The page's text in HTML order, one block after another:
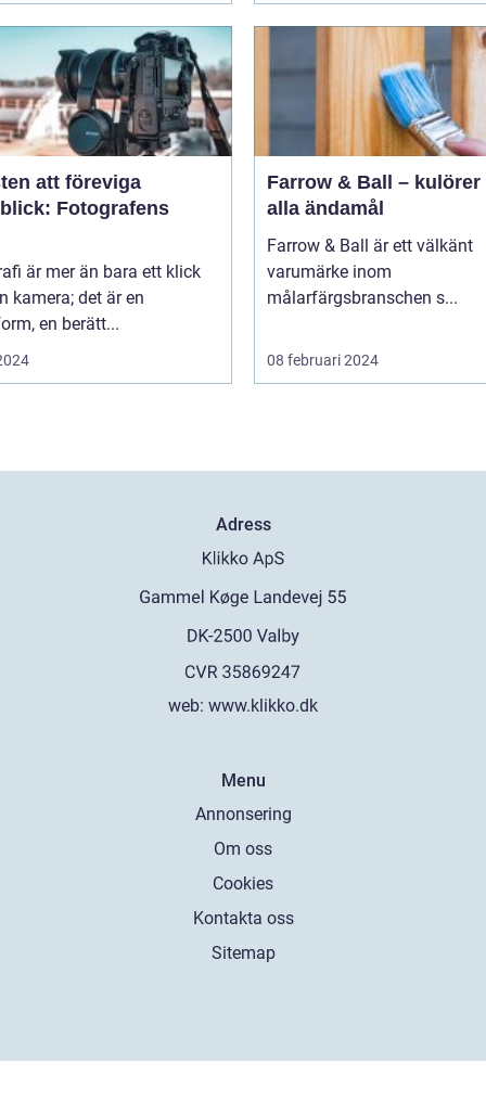
att föreviga
Fotografens
är mer än bara ett klick
kamera; det är en
en berätt...
Farrow & Ball – kulörer
alla ändamål
Farrow & Ball är ett välkänt
varumärke inom
målarfärgsbranschen s...
08 februari 2024
Adress
web: www.klikko.dk
Menu
Annonsering
Om oss
Cookies
Kontakta oss
Sitemap